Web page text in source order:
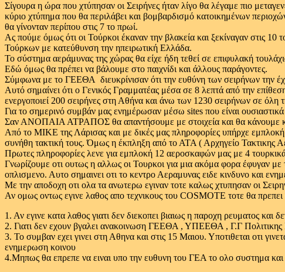
Σίγουρα η ώρα που χτύπησαν οι Σειρήνες ήταν λίγο θα λέγαμε πιο
κύριο χτύπημα που θα περιλάβει και βομβαρδισμό κατοικημένων
θα γίνονταν περίπου στις 7 το πρωί.
Ας πούμε όμως ότι οι Τούρκοι έκαναν την βλακεία και ξεκίναγαν στις
Τούρκων με κατεύθυνση την ηπειρωτική Ελλάδα.
Το σύστημα αεράμυνας της χώρας θα είχε ήδη τεθεί σε επιφυλακή
Εδώ όμως θα πρέπει να βάλουμε στο παιχνίδι και άλλους παράγοντες.
Σύμφωνα με το ΓΕΕΘΑ διευκρίνισαν ότι την ευθύνη των σειρήνων την
Αυτό σημαίνει ότι ο Γενικός Γραμματέας μέσα σε 8 λεπτά από την
ενεργοποιεί 200 σειρήνες στη Αθήνα και άνω των 1230 σειρήνων σε όλη
Για το σημερινό συμβάν μας ενημέρωσαν μέσω sites που είναι
Σαν ΑΝΟΠΑΙΑ ΑΤΡΑΠΟΣ θα απαντήσουμε με στοιχεία και θα κάνουμε
Από το MIKE της Λάρισας και με δικές μας πληροφορίες υπήρχε
συνήθη τακτική τους. Όμως η έκπληξη από το ΑΤΑ ( Αρχηγείο Τακτικης
Πρωτες πληροφορίες λενε για εμπλοκή 12 αεροσκαφών μας με 4
Γνωρίζουμε οτι ουτως η αλλως οι Τουρκοι για μια ακόμα φορα έφυγαν
οπλισμενο. Αυτο σημαινει οτι το κεντρο Αεραμυνας ειδε κινδυνο και
Με την αποδοχη οτι ολα τα ανωτερω εγιναν τοτε καλως χτυπησαν οι
Αν ομως οντως εγινε λαθος απο τεχνικους του COSMOTE τοτε θα
1. Αν εγινε κατα λαθος γιατι δεν διεκοπει βιαιως η παροχη ρευματος
2. Γιατι δεν εχουν βγαλει ανακοινωση ΓΕΕΘΑ , ΥΠΕΕΘΑ , Γ.Γ
3. To συμβαν εχει γινει στη Αθηνα και στις 15 Μαιου. Υποτιθεται οτι
ενημερωση κοινου
4.Μηπως θα επρεπε να ειναι υπο την ευθυνη του ΓΕΑ το ολο συστημα